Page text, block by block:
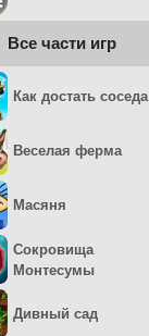
Все части игр
Как достать соседа
Веселая ферма
Масяня
Сокровища
Монтесумы
Дивный сад